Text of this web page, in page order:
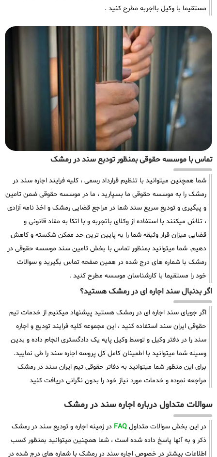
مستقیما با وکیل بااجربه مطرح کنید .
تماس با موسسه حقوقی بمنظور تودبع سند در رمشک
شما همچنین میتوانید با تنظیم قرارداد رسمی ، کلیه فرایند اجاره سند در
رمشک را به موسسه حقوقی ما بسپارید ، ما در موسسه حقوقی ضمن تامین
و پیگیری و تودیع سریع سند شما در مراجع قضایی رمشک و اخذ نامه آزادی
، تلاش میکنند با استفاده از وکلای باتجربه و با اتکا به مفاد قانونی و
قضایی میزان قرار وثیقه شما را به پایین ترین حد ممکن شکسته و کاهش
دهیم. شما میتوانید بمنظور تماس با بخش تامین سند موسسه حقوقی در
رمشک با شماره های درج شده در همین صفحه تماس بگیرید و سوالات
خود را مستقیما با کارشناسان موسسه مطرح کنید .
اگر بدنبال سند اجاره ای در رمشک هستید؟
اگر جویای سند اجاره ای در رمشک هستید پیشنهاد میکنیم از خدمات تیم
حقوقی ایران سند استفاده کنید ، این مجموعه کلیه فرایند تودیع و اجاره
سند را در دفتر وکیل و توسط وکیل پایه یک دادگستری انجام داده و بدین
وسیله شما میتوانید با اطمینان کامل کل پروسه اجاره سند را طی نمایید.
برای این منظور شما میتوانید به دفاتر حقوقی تیم ایران سند در رمشک
مراجعه نموده و خدمات مورد نیاز خود را بدون نگرانی دریافت کنید
سوالات متداول درباره اجاره سند در رمشک
در این بخش سوالات متداول FAQ در زمینه اجاره و تودیع سند در رمشک
ذکر و به آنها پاسخ داده شده است ، شما همچنین میتوانید بمنظور کسب
اطلاعات بیشتر در خصوص اجاره سند در رمشک با شماره های درج شده در